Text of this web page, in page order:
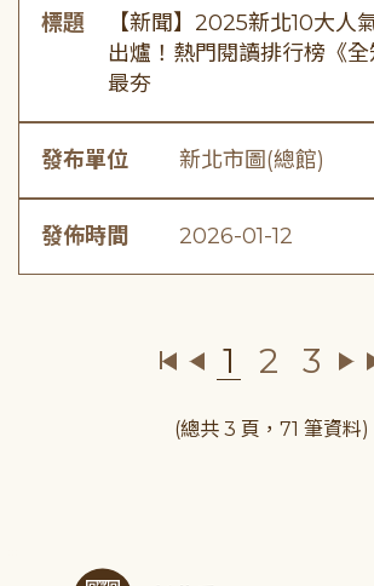
標題
【新聞】2025新北10大人
出爐！熱門閱讀排行榜《全
最夯
發布單位 新北市圖(總館)
發佈時間 2026-01-12
1 2 3
(總共 3 頁，71 筆資料)